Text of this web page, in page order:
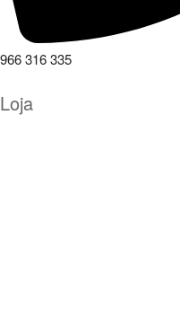
966 316 335
Loja